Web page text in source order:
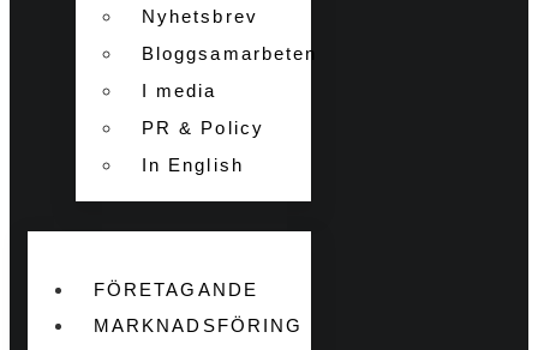
Nyhetsbrev
Bloggsamarbeten
I media
PR & Policy
In English
FÖRETAGANDE
MARKNADSFÖRING